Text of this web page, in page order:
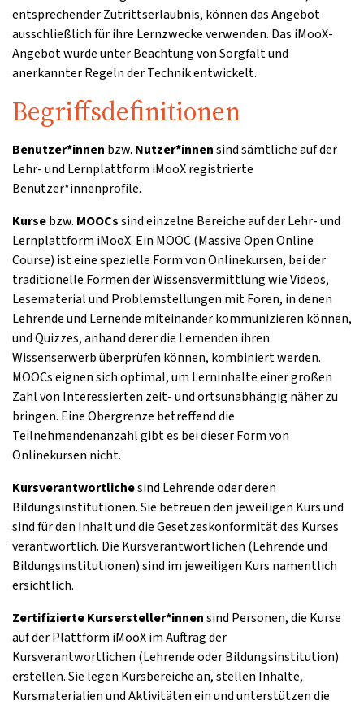
entsprechender Zutrittserlaubnis, können das Angebot
ausschließlich für ihre Lernzwecke verwenden. Das iMooX-
Angebot wurde unter Beachtung von Sorgfalt und
anerkannter Regeln der Technik entwickelt.
Begriffsdefinitionen
Benutzer*innen bzw. Nutzer*innensind sämtliche auf der
Lehr- und Lernplattform iMooX registrierte
Benutzer*innenprofile.
Kursebzw. MOOCssind einzelne Bereiche auf der Lehr- und
Lernplattform iMooX. Ein MOOC (Massive Open Online
Course) ist eine spezielle Form von Onlinekursen, bei der
traditionelle Formen der Wissensvermittlung wie Videos,
Lesematerial und Problemstellungen mit Foren, in denen
Lehrende und Lernende miteinander kommunizieren können,
und Quizzes, anhand derer die Lernenden ihren
Wissenserwerb überprüfen können, kombiniert werden.
MOOCs eignen sich optimal, um Lerninhalte einer großen
Zahl von Interessierten zeit- und ortsunabhängig näher zu
bringen. Eine Obergrenze betreffend die
Teilnehmendenanzahl gibt es bei dieser Form von
Onlinekursen nicht.
Kursverantwortlichesind Lehrende oder deren
Bildungsinstitutionen. Sie betreuen den jeweiligen Kurs und
sind für den Inhalt und die Gesetzeskonformität des Kurses
verantwortlich. Die Kursverantwortlichen (Lehrende und
Bildungsinstitutionen) sind im jeweiligen Kurs namentlich
ersichtlich.
Zertifizierte Kursersteller*innensind Personen, die Kurse
auf der Plattform iMooX im Auftrag der
Kursverantwortlichen (Lehrende oder Bildungsinstitution)
erstellen. Sie legen Kursbereiche an, stellen Inhalte,
Kursmaterialien und Aktivitäten ein und unterstützen die